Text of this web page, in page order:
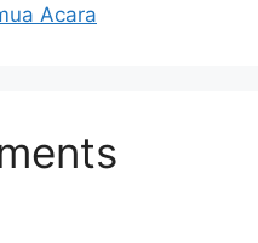
Acara